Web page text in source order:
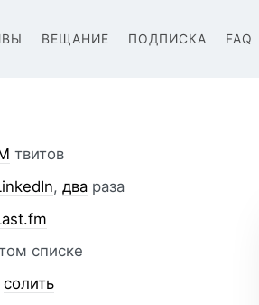
ВЕЩАНИЕ ПОДПИСКА FAQ
твитов
,два раза
списке
солить